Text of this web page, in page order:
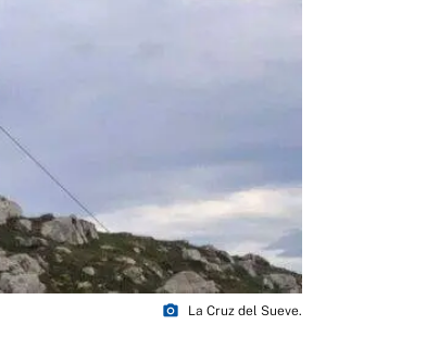
photo_camera La Cruz del Sueve.